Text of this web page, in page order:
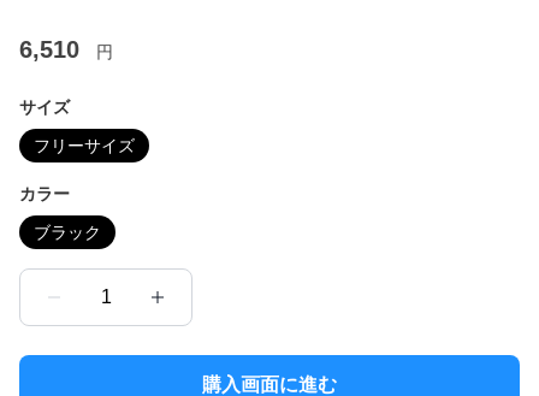
6,510 円
サイズ
フリーサイズ
カラー
ブラック
1
購入画面に進む